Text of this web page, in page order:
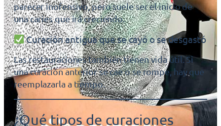
parecer inofensivo, pero suele ser el inicio de
una caries que irá creciendo.
Curación antigua que se cayó o se desgastó
Las restauraciones también tienen vida útil. Si
una curación anterior se cae o se rompe, hay que
reemplazarla a tiempo.
¿Qué tipos de curaciones